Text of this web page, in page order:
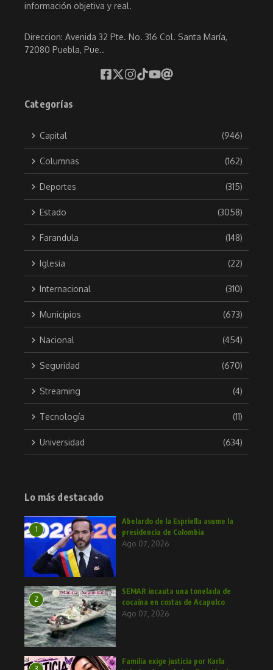
información objetiva y real.
Direccion: Avenida 32 Pte. No. 316 Col. Santa María,
72080 Puebla, Pue..
Categorías
Capital (946)
Columnas (162)
Deportes (315)
Estado (3058)
Farandula (148)
Iglesia (22)
Internacional (310)
Municipios (673)
Nacional (454)
Seguridad (670)
Streaming (4)
Tecnología (11)
Universidad (634)
Lo más destacado
1
Abelardo de la Espriella asume la
presidencia de Colombia
Ago 07, 2026
2
SEMAR incauta una tonelada de
cocaína en costas de Acapulco
Ago 07, 2026
Familia exige justicia por Karla